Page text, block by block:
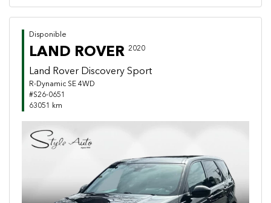
Disponible
LAND ROVER 2020
Land Rover Discovery Sport
R-Dynamic SE 4WD
#S26-0651
63051 km